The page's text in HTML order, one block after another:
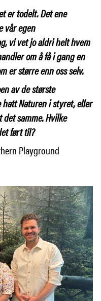
er todelt. Det ene
vår egen
vi vet jo aldri helt hvem
om å få i gang en
er større enn oss selv.
av de største
Naturen i styret, eller
samme. Hvilke
ført til?
Playground